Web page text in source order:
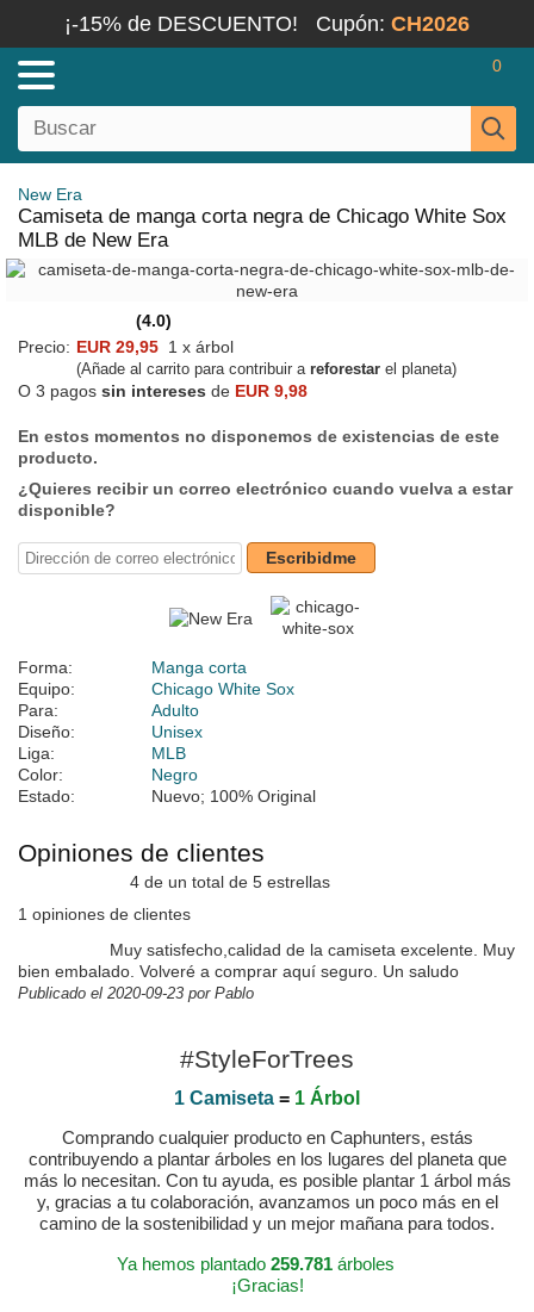
¡-15% de DESCUENTO! Cupón: CH2026
0
New Era
Camiseta de manga corta negra de Chicago White Sox
MLB de New Era
(4.0)
Precio: EUR 29,95 1 x árbol
(Añade al carrito para contribuir a reforestar el planeta)
O 3 pagos sin intereses de EUR 9,98
En estos momentos no disponemos de existencias de este
producto.
¿Quieres recibir un correo electrónico cuando vuelva a estar
disponible?
Escribidme
Forma:
Manga corta
Equipo:
Chicago White Sox
Para:
Adulto
Diseño:
Unisex
Liga:
MLB
Color:
Negro
Estado:
Nuevo; 100% Original
Opiniones de clientes
4 de un total de 5 estrellas
1 opiniones de clientes
Muy satisfecho,calidad de la camiseta excelente. Muy
bien embalado. Volveré a comprar aquí seguro. Un saludo
Publicado el 2020-09-23 por Pablo
#StyleForTrees
1 Camiseta = 1 Árbol
Comprando cualquier producto en Caphunters, estás
contribuyendo a plantar árboles en los lugares del planeta que
más lo necesitan. Con tu ayuda, es posible plantar 1 árbol más
y, gracias a tu colaboración, avanzamos un poco más en el
camino de la sostenibilidad y un mejor mañana para todos.
Ya hemos plantado 259.781 árboles
¡Gracias!